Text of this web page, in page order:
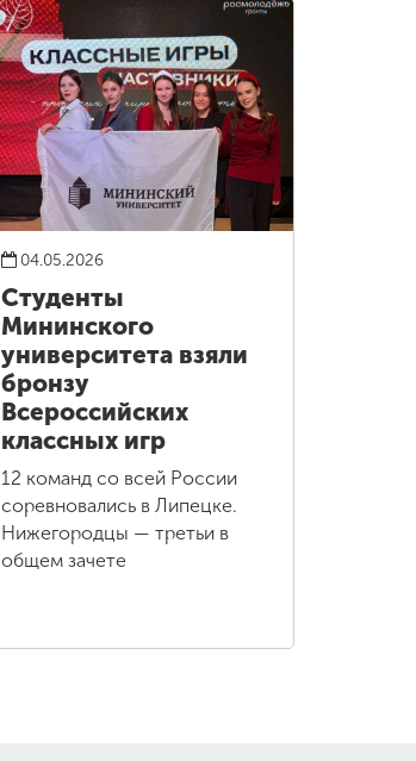
04.05.2026
Студенты
Мининского
университета взяли
бронзу
Всероссийских
классных игр
12 команд со всей России
соревновались в Липецке.
Нижегородцы — третьи в
общем зачете